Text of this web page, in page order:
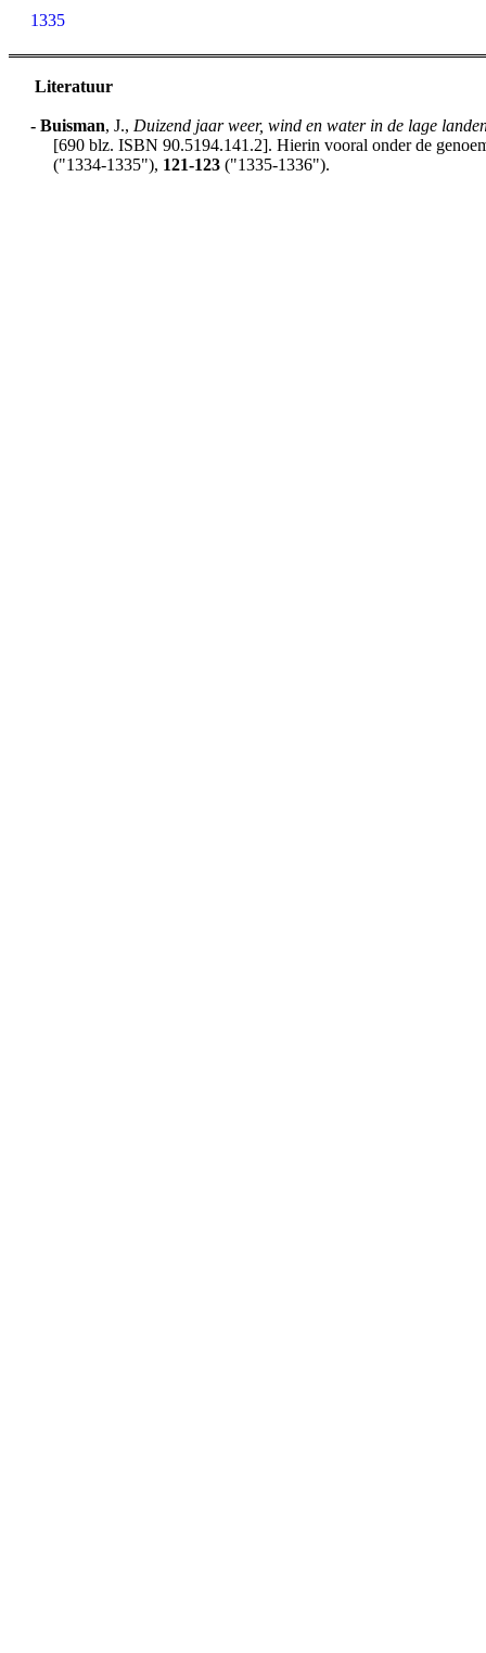
1335
Literatuur
- Buisman, J., Duizend jaar weer, wind en water in de lage
[690 blz. ISBN 90.5194.141.2]. Hierin vooral onder de
("1334-1335"), 121-123 ("1335-1336").